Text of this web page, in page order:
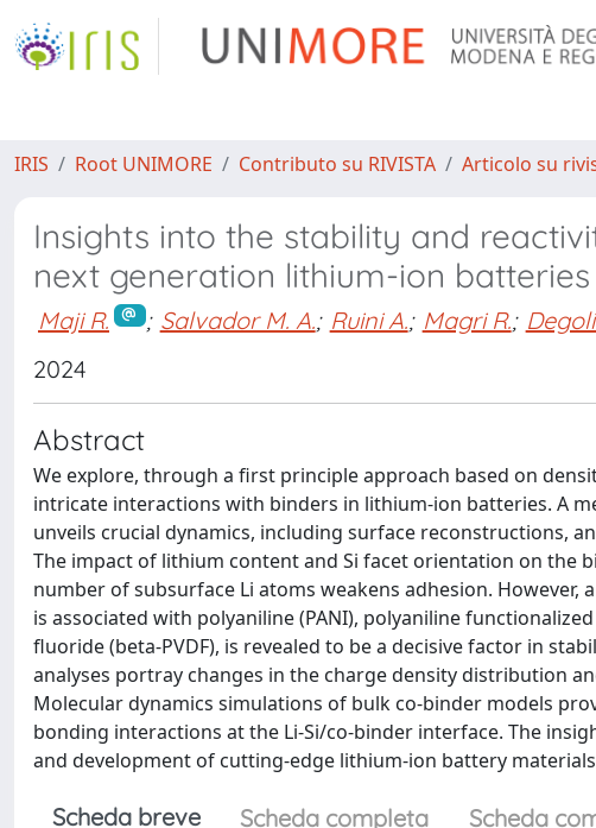
IRIS Root UNIMORE Contributo su RIVISTA Articolo su
Insights into the stability and
next generation lithium-ion batteries
Maji R. ; Salvador M. A.; Ruini A.; Magri R.; Degoli
2024
Abstract
We explore, through a first principle approach based on
intricate interactions with binders in lithium-ion batteries. A
unveils crucial dynamics, including surface reconstructions,
The impact of lithium content and Si facet orientation on
number of subsurface Li atoms weakens adhesion.
is associated with polyaniline (PANI), polyaniline
fluoride (beta-PVDF), is revealed to be a decisive factor in
analyses portray changes in the charge density distribution
Molecular dynamics simulations of bulk co-binder models
bonding interactions at the Li-Si/co-binder interface. The
and development of cutting-edge lithium-ion battery
Scheda breve Scheda completa Scheda